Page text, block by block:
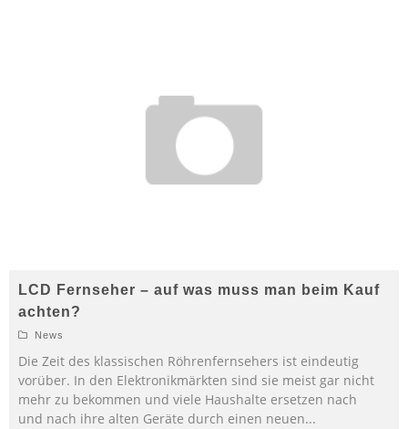
LCD Fernseher – auf was muss man beim Kauf
achten?
News
Die Zeit des klassischen Röhrenfernsehers ist eindeutig
vorüber. In den Elektronikmärkten sind sie meist gar nicht
mehr zu bekommen und viele Haushalte ersetzen nach
und nach ihre alten Geräte durch einen neuen...